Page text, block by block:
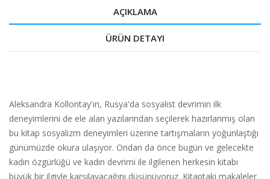
AÇIKLAMA
ÜRÜN DETAYI
Aleksandra Kollontay'ın, Rusya'da sosyalist devrimin ilk
deneyimlerini de ele alan yazılarından seçilerek hazırlanmış olan
bu kitap sosyalizm deneyimleri üzerine tartışmaların yoğunlaştığı
günümüzde okura ulaşıyor. Ondan da önce bugün ve gelecekte
kadın özgürlüğü ve kadın devrimi ile ilgilenen herkesin kitabı
büyük bir ilgiyle karşılayacağını düşünüyoruz. Kitaptaki makaleler